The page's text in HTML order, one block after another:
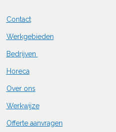
Contact
Werkgebieden
Bedrijven
Horeca
Over ons
Werkwijze
Offerte aanvragen